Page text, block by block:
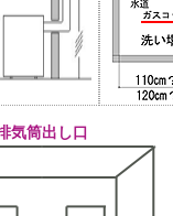
気筒出し口